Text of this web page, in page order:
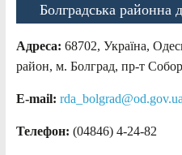
Болградська районна
Адреса: 68702, Україна,
район, м. Болград, пр-т
E-mail: rda_bolgrad@od.gov.ua
Телефон: (04846) 4-24-82